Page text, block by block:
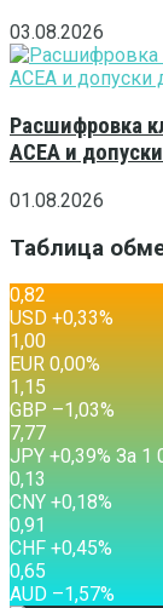
03.08.2026
Расшифровка
ACEA и
01.08.2026
Таблица
0,82
USD +0,33%
1,00
EUR 0,00%
1,15
GBP –1,03%
7,77
JPY +0,39% За 1
0,13
CNY +0,18%
0,91
CHF +0,45%
0,65
AUD –1,57%